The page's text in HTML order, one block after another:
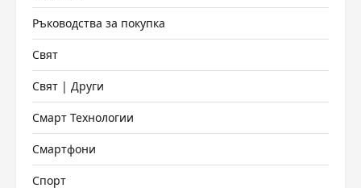
Ръководства за покупка
Свят
Свят | Други
Смарт Технологии
Смартфони
Спорт